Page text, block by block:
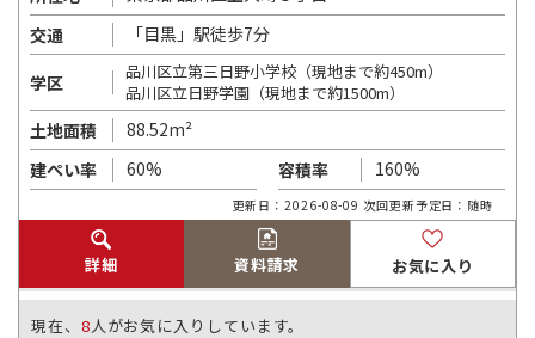
交通
「目黒」駅徒歩7分
学区
品川区立第三日野小学校（現地まで約450m）
品川区立日野学園（現地まで約1500m）
土地面積
88.52m²
建ぺい率
60% 容積率 160%
更新日：2026-08-09 次回更新予定日：随時
詳細 資料請求 お気に入り
現在、 8人がお気に入りしています。